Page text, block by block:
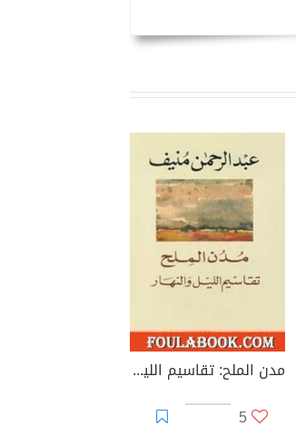
مدن الملح: تقاسيم الليل والنهار
5